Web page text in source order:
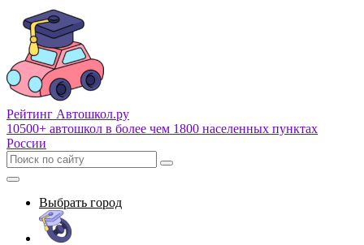
Рейтинг Автошкол.ру
10500+ автошкол в более чем 1800 населенных пунктах
России
Выбрать город